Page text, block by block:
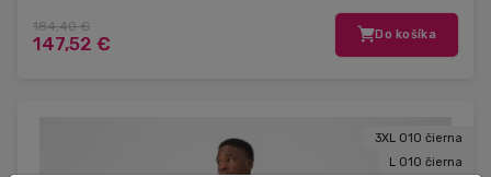
184,40 €
147,52 € Do košíka
3XL 010 čierna
L 010 čierna